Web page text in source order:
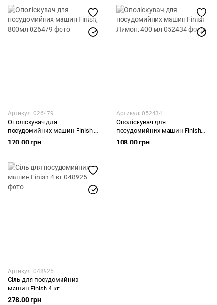
Артикул: 026479
Ополіскувач для
посудомийних машин Finish,
800мл
170.00 грн
Артикул: 052434
Ополіскувач для
посудомийних машин Finish
Лимон, 400 мл
108.00 грн
Артикул: 048925
Сіль для посудомийних
машин Finish 4 кг
278.00 грн